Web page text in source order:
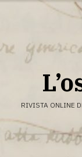
RIVISTA ONLINE